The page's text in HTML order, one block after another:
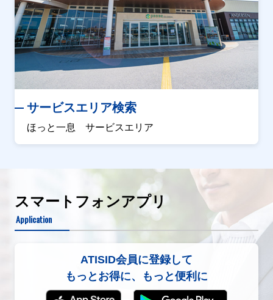
サービスエリア検索
ほっと一息 サービスエリア
スマートフォンアプリ
Application
ATISID会員に登録して
もっとお得に、もっと便利に